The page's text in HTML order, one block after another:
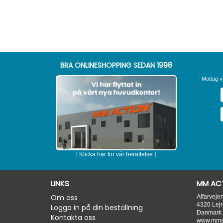
BRA ONLINESHOPPING SEDAN 1998
[ Klicka här för vår berättelse ]
Mottag
LINKS
Om oss
Logga in på din beställning
Kontakta oss
MM
4320
Danmark